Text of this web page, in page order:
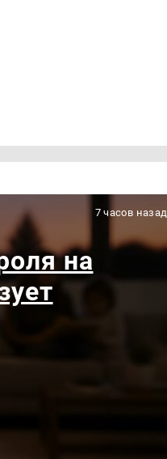
7 часов назад
на